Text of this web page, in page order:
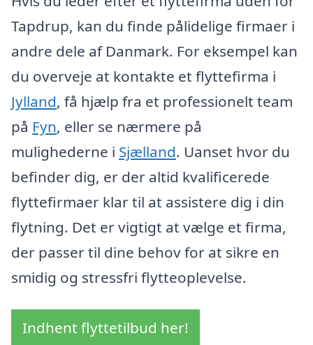
Tapdrup, kan du finde pålidelige firmaer i
andre dele af Danmark. For eksempel kan
du overveje at kontakte et flyttefirma i
Jylland, få hjælp fra et professionelt team
på Fyn, eller se nærmere på
mulighederne i Sjælland. Uanset hvor du
befinder dig, er der altid kvalificerede
flyttefirmaer klar til at assistere dig i din
flytning. Det er vigtigt at vælge et firma,
der passer til dine behov for at sikre en
smidig og stressfri flytteoplevelse.
Indhent flyttetilbud her!